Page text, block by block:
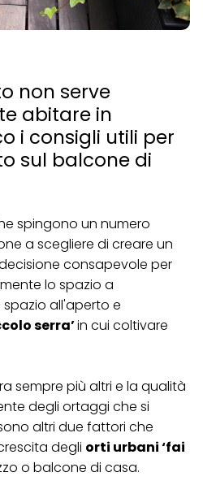
non serve
abitare in
i consigli utili per
sul balcone di
spingono un numero
a scegliere di creare un
consapevole per
lo spazio a
all'aperto e
serra’in cui coltivare
sempre più altri e la qualità
degli ortaggi che si
altri due fattori che
degli orti urbani ‘fai
o balcone di casa.